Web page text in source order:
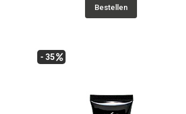
Bestellen
- 35